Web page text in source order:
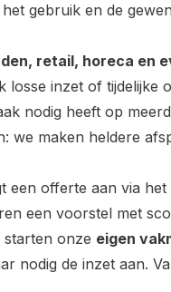
gebruik en de
retail, horeca en
inzet of tijdelijke
nodig heeft op
we maken heldere
offerte aan via
een voorstel met
onze eigen
nodig de inzet aan.